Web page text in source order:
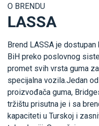
O BRENDU
LASSA
Brend LASSA je
BiH preko poslovnog
promet svih vrsta guma
specijalna vozila.Jedan
proizvođača guma,
tržištu prisutna je i sa
kapaciteti u Turskoj i